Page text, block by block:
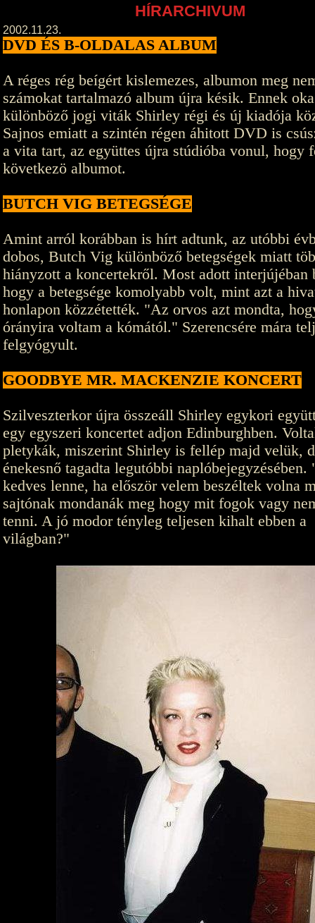
HÍRARCHIVUM
2002.11.23.
DVD ÉS B-OLDALAS ALBUM
A réges rég beígért kislemezes, albumon meg
számokat tartalmazó album újra késik. Ennek oka
különböző jogi viták Shirley régi és új kiadója
Sajnos emiatt a szintén régen áhitott DVD is
a vita tart, az együttes újra stúdióba vonul, hogy
következö albumot.
BUTCH VIG BETEGSÉGE
Amint arról korábban is hírt adtunk, az utóbbi
dobos, Butch Vig különböző betegségek miatt
hiányzott a koncertekről. Most adott interjújéban
hogy a betegsége komolyabb volt, mint azt a
honlapon közzétették. "Az orvos azt mondta,
órányira voltam a kómától." Szerencsére mára
felgyógyult.
GOODBYE MR. MACKENZIE KONCERT
Szilveszterkor újra összeáll Shirley egykori
egy egyszeri koncertet adjon Edinburghben.
pletykák, miszerint Shirley is fellép majd velük,
énekesnő tagadta legutóbbi naplóbejegyzésében.
kedves lenne, ha először velem beszéltek volna
sajtónak mondanák meg hogy mit fogok vagy
tenni. A jó modor tényleg teljesen kihalt ebben a
világban?"